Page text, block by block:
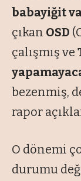
babayiğit
çıkan OSD (
çalışmış ve
bezenmiş,
rapor
O dönemi
durumu